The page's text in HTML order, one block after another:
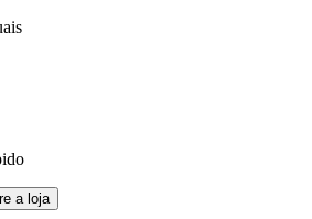
a loja